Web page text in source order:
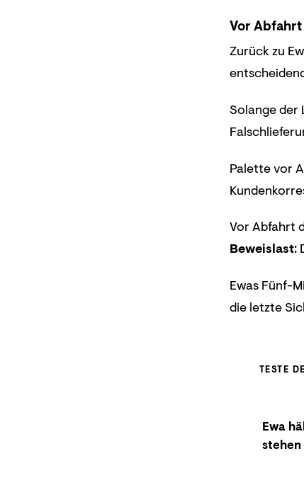
Vor
Zurück zu
Solange der
Palette vor
Vor Abfahrt
Beweislast:
Ewas Fünf-
die letzte
TESTE
Ewa